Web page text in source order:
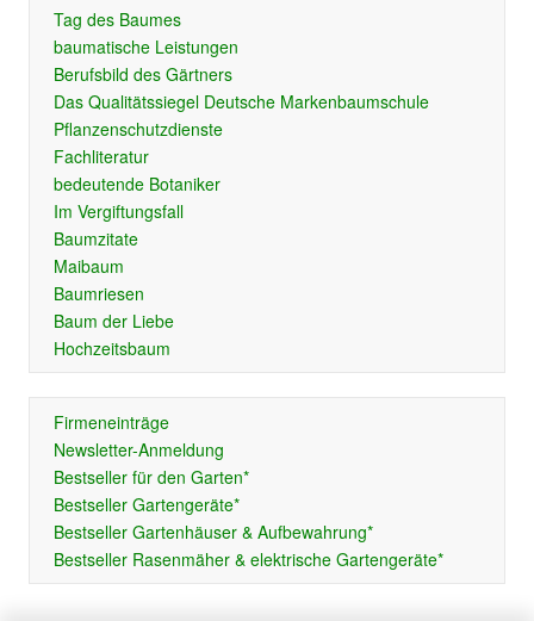
Tag des Baumes
baumatische Leistungen
Berufsbild des Gärtners
Das Qualitätssiegel Deutsche Markenbaumschule
Pflanzenschutzdienste
Fachliteratur
bedeutende Botaniker
Im Vergiftungsfall
Baumzitate
Maibaum
Baumriesen
Baum der Liebe
Hochzeitsbaum
Firmeneinträge
Newsletter-Anmeldung
Bestseller für den Garten*
Bestseller Gartengeräte*
Bestseller Gartenhäuser & Aufbewahrung*
Bestseller Rasenmäher & elektrische Gartengeräte*